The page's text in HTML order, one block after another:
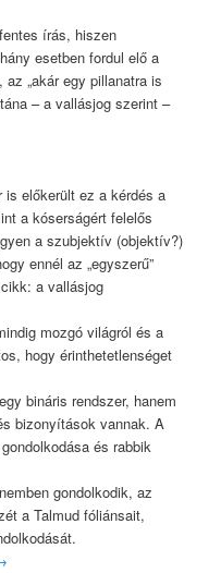
írás, hiszen
esetben fordul elő a
az „akár egy pillanatra is
– a vallásjog szerint –
előkerült ez a kérdés a
a kóserságért felelős
a szubjektív (objektív?)
ennél az „egyszerű”
a vallásjog
mozgó világról és a
hogy érinthetetlenséget
bináris rendszer, hanem
bizonyítások vannak. A
és rabbik
gondolkodik, az
a Talmud fóliánsait,